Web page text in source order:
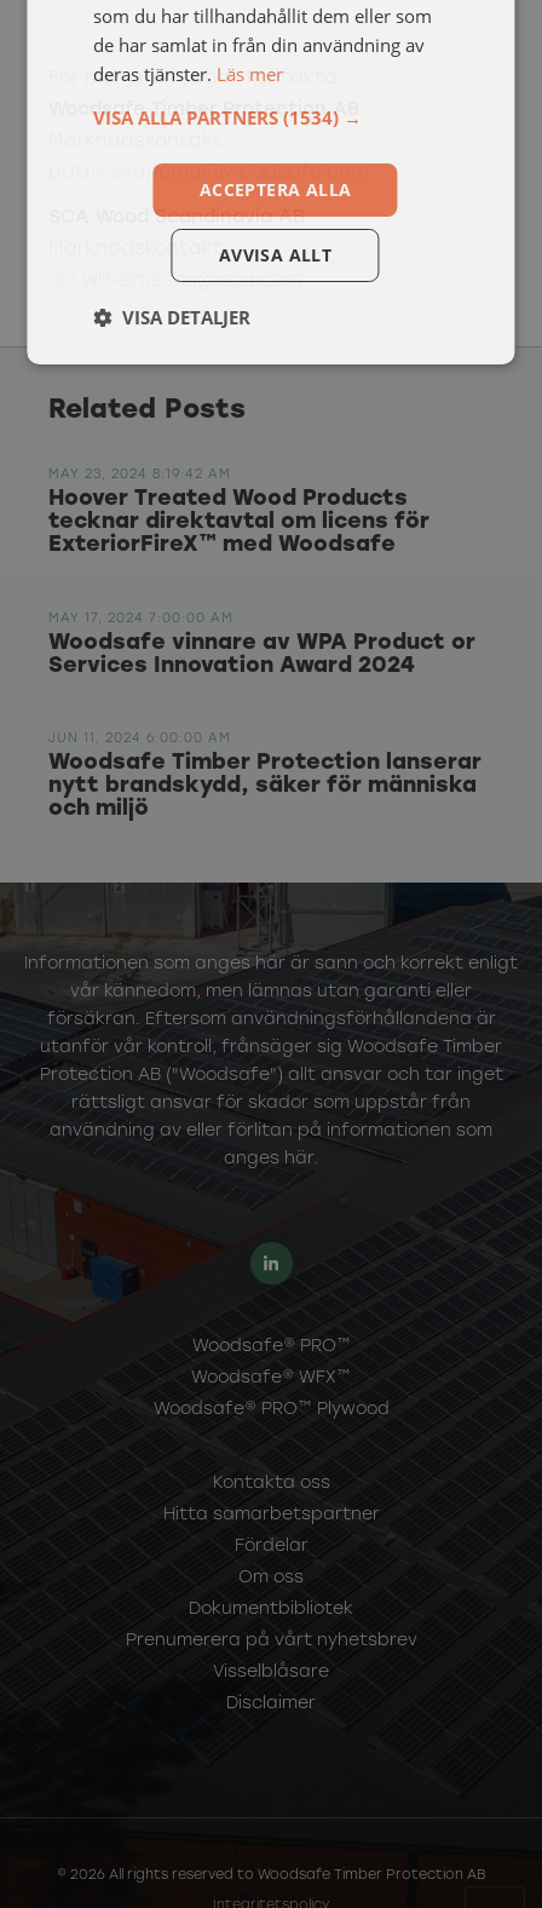
För mer information kontakta:
Woodsafe Timber Protection AB
patrik.svanerud@woodsafe.com
SCA Wood Scandinavia AB
Marknadskontakt
ola.wilhelmsson@sca.com
Related Posts
MAY 23, 2024 8:19:42 AM
Hoover Treated Wood Products
tecknar direktavtal om licens för
ExteriorFireX™ med Woodsafe
MAY 17, 2024 7:00:00 AM
Woodsafe vinnare av WPA Product or
Services Innovation Award 2024
JUN 11, 2024 6:00:00 AM
Woodsafe Timber Protection lanserar
nytt brandskydd, säker för människa
och miljö
Informationen som anges här är sann och korrekt enligt
vår kännedom, men lämnas utan garanti eller
försäkran. Eftersom användningsförhållandena är
utanför vår kontroll, frånsäger sig Woodsafe Timber
Protection AB ("Woodsafe") allt ansvar och tar inget
rättsligt ansvar för skador som uppstår från
användning av eller förlitan på informationen som
anges här.
Woodsafe® PRO™
Woodsafe® WFX™
Woodsafe® PRO™ Plywood
Kontakta oss
Hitta samarbetspartner
Fördelar
Om oss
Dokumentbibliotek
Prenumerera på vårt nyhetsbrev
Visselblåsare
Disclaimer
© 2026 All rights reserved to Woodsafe Timber Protection AB
som du har tillhandahållit dem eller som
de har samlat in från din användning av
deras tjänster. Läs mer
VISA ALLA PARTNERS (1534) →
ACCEPTERA ALLA
AVVISA ALLT
VISA DETALJER